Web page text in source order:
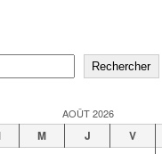
Rechercher
AOÛT 2026
M J V